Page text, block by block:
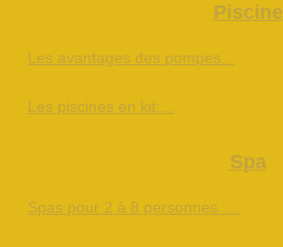
Piscine
Les avantages des pompes...
Les piscines en kit:...
Spa
Spas pour 2 à 8 personnes :...